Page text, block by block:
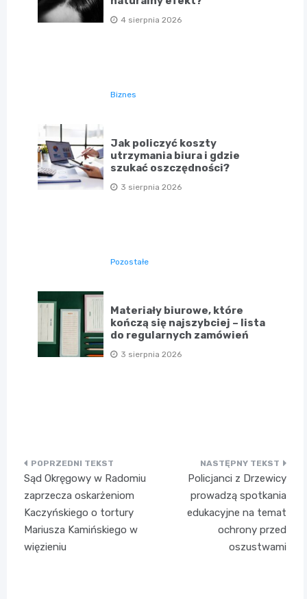
4 sierpnia 2026
Biznes
Jak policzyć koszty
utrzymania biura i gdzie
szukać oszczędności?
3 sierpnia 2026
Pozostałe
Materiały biurowe, które
kończą się najszybciej – lista
do regularnych zamówień
3 sierpnia 2026
Nawigacja
wpisu
Sąd Okręgowy w Radomiu
zaprzecza oskarżeniom
Kaczyńskiego o tortury
Mariusza Kamińskiego w
więzieniu
Policjanci z Drzewicy
prowadzą spotkania
edukacyjne na temat
ochrony przed
oszustwami